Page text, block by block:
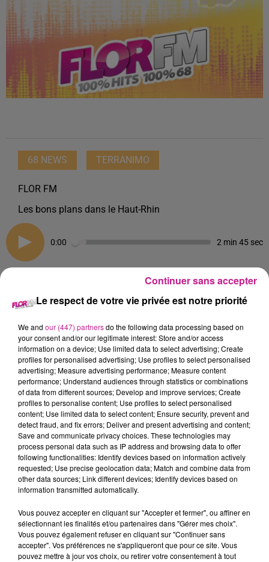
68 NEWS TERRANIMO
FLOR FM
Les bons plans dans le Haut-Rhin
0:00 2 min 45 sec
68 NEWS DU 27 JUIN
Retrouvez les 68 news du 27 juin avec
Terranimo Burnhaupt-le-Haut, votre animalerie dans le Haut-
Rhin.
TITRES DIFFUSÉS
18h12
18h12 18h09
18h09
Le respect de votre vie privée est notre priorité
We and our (447) partnersdo the following data processing based on
your consent and/or our legitimate interest: Store and/or access
information on a device; Use limited data to select advertising; Create
profiles for personalised advertising; Use profiles to select personalised
advertising; Measure advertising performance; Measure content
performance; Understand audiences through statistics or combinations
of data from different sources; Develop and improve services; Create
profiles to personalise content; Use profiles to select personalised
content; Use limited data to select content; Ensure security, prevent and
detect fraud, and fix errors; Deliver and present advertising and content;
Save and communicate privacy choices. These technologies may
process personal data such as IP address and browsing data to offer
following functionalities: Identify devices based on information actively
requested; Use precise geolocation data; Match and combine data from
other data sources; Link different devices; Identify devices based on
information transmitted automatically.
Vous pouvez accepter en cliquant sur "Accepter et fermer", ou affiner en
sélectionnant les finalités et/ou partenaires dans "Gérer mes choix".
Vous pouvez également refuser en cliquant sur "Continuer sans
accepter". Vos préférences ne s'appliqueront que pour ce site. Vous
pouvez mettre à jour vos choix, ou retirer votre consentement à tout
Continuer sans accepter